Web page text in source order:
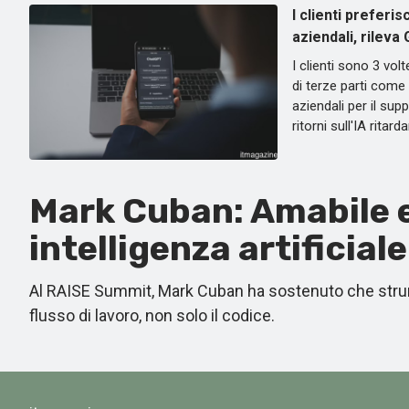
I clienti
aziendali, rileva
I clienti sono 3
di terze parti
aziendali per il
ritorni sull'IA
Mark Cuban:
intelligenza artificiale
Al RAISE Summit, Mark Cuban ha sostenuto che
flusso di lavoro, non solo il codice.